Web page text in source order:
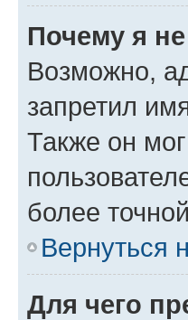
Почему я
Возможно,
запретил
Также он
более
Вернуться
Для чего